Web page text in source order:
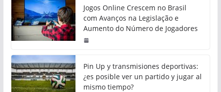
Jogos Online Crescem no Brasil
com Avanços na Legislação e
Aumento do Número de Jogadores
Pin Up y transmisiones deportivas:
¿es posible ver un partido y jugar al
mismo tiempo?